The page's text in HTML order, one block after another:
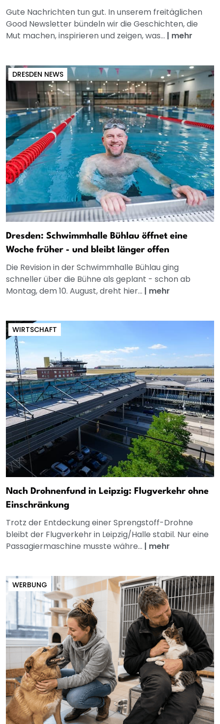
Gute Nachrichten tun gut. In unserem freitäglichen
Good Newsletter bündeln wir die Geschichten, die
Mut machen, inspirieren und zeigen, was... | mehr
DRESDEN NEWS
Dresden: Schwimmhalle Bühlau öffnet eine
Woche früher - und bleibt länger offen
Die Revision in der Schwimmhalle Bühlau ging
schneller über die Bühne als geplant - schon ab
Montag, dem 10. August, dreht hier... | mehr
WIRTSCHAFT
Nach Drohnenfund in Leipzig: Flugverkehr ohne
Einschränkung
Trotz der Entdeckung einer Sprengstoff-Drohne
bleibt der Flugverkehr in Leipzig/Halle stabil. Nur eine
Passagiermaschine musste währe... | mehr
WERBUNG